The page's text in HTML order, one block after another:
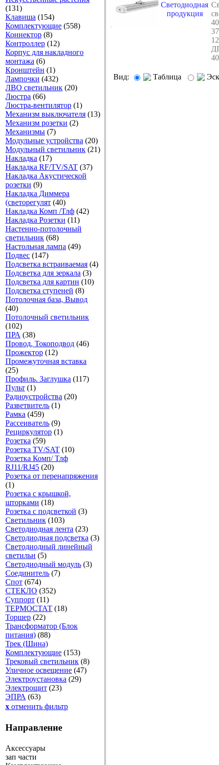
(131)
Клавиша (154)
Комплектующие (558)
Коннектор (8)
Контроллер (12)
Корпус для накладного
монтажа (6)
Кронштейн (1)
Лампочки (432)
ЛВО светильник (20)
Люстра (66)
Люстра-вентилятор (1)
Механизм выключателя (13)
Механизм розетки (2)
Механизмы (7)
Модульные устройства (20)
Модульный светильник (21)
Накладка (17)
Накладка RF/TV/SAT (37)
Накладка Акустической
розетки (9)
Накладка Диммера
(светорегулят (40)
Накладка Комп /Тлф (42)
Накладка Розетки (11)
Настенно-потолочный
светильник (68)
Настольная лампа (49)
Подвес (147)
Подсветка встраиваемая (4)
Подсветка для зеркала (3)
Подсветка для картин (10)
Подсветка ступеней (8)
Потолочная база, Вывод
(40)
Потолочный светильник
(102)
ПРА (38)
Провод, Токоподвод (46)
Прожектор (12)
Промежуточная вставка
(25)
Профиль. Заглушка (117)
Пульт (1)
Радиоустройства (20)
Разветвитель (1)
Рамка (459)
Рассеиватель (9)
Рециркулятор (1)
Розетка (59)
Розетка TV/SAT (10)
Розетка Комп/ Тлф
RJ11/RJ45 (20)
Розетка от перенапряжения
(1)
Розетка с крышкой,
шторками (18)
Розетка с подсветкой (3)
Светильник (103)
Светодиодная лента (23)
Светодиодная подсветка (3)
Светодиодный линейный
светильн (5)
Светодиодный модуль (3)
Соединитель (7)
Спот (674)
СТЕКЛО (352)
Суппорт (11)
ТЕРМОСТАТ (18)
Торшер (22)
Трансформатор (Блок
питания) (88)
Трек (Шина)
Комплектующие (153)
Трековый светильник (8)
Уличное освещение (47)
Электроустановка (29)
Электрощит (23)
ЭПРА (63)
x отменить фильтр
Направление
Аксессуары
зап части
Светодиодная
продукция
Вид: Таблица